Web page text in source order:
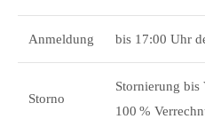
Anmeldung bis 17:00 Uhr
Storno
Stornierung bis
100 %